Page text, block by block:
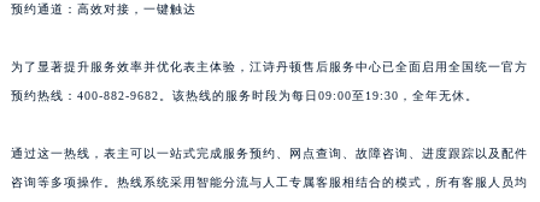
预约通道：高效对接，一键触达
为了显著提升服务效率并优化表主体验，江诗丹顿售后服务中心已全面启用全国统一官方
预约热线：400-882-9682。该热线的服务时段为每日09:00至19:30，全年无休。
通过这一热线，表主可以一站式完成服务预约、网点查询、故障咨询、进度跟踪以及配件
咨询等多项操作。热线系统采用智能分流与人工专属客服相结合的模式，所有客服人员均